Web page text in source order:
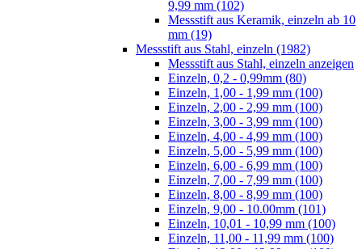
9,99 mm (102)
Messstift aus Keramik, einzeln ab 10
mm (19)
Messstift aus Stahl, einzeln (1982)
Messstift aus Stahl, einzeln anzeigen
Einzeln, 0,2 - 0,99mm (80)
Einzeln, 1,00 - 1,99 mm (100)
Einzeln, 2,00 - 2,99 mm (100)
Einzeln, 3,00 - 3,99 mm (100)
Einzeln, 4,00 - 4,99 mm (100)
Einzeln, 5,00 - 5,99 mm (100)
Einzeln, 6,00 - 6,99 mm (100)
Einzeln, 7,00 - 7,99 mm (100)
Einzeln, 8,00 - 8,99 mm (100)
Einzeln, 9,00 - 10.00mm (101)
Einzeln, 10,01 - 10,99 mm (100)
Einzeln, 11,00 - 11,99 mm (100)